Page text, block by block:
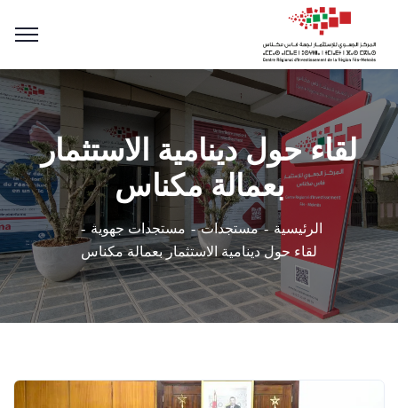
لقاء حول دينامية الاستثمار
بعمالة مكناس
الرئيسية مستجدات
مستجدات جهوية
لقاء حول دينامية الاستثمار بعمالة مكناس